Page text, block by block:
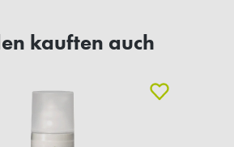
kauften auch